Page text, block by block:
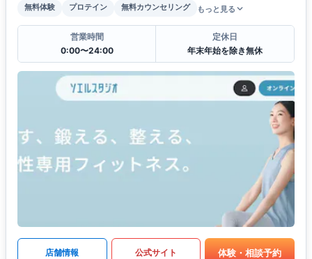
無料体験
プロテイン 無料カウンセリング もっと見る
営業時間
0:00〜24:00
定休日
年末年始を除き無休
店舗情報 公式サイト 体験・相談予約